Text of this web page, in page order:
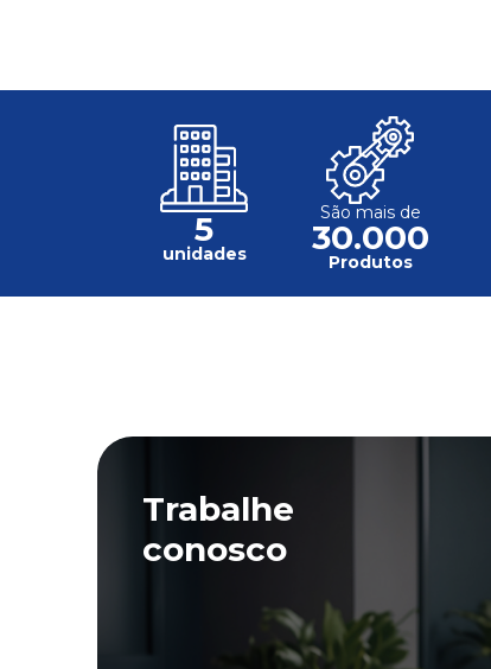
5
unidades
São mais de
30.000
Produtos
Trabalhe
conosco